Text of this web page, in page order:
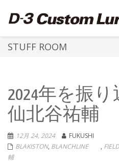
STUFF ROOM
2024年を振
仙北谷祐輔
12月 24, 2024
FUKUSHI
BLAKISTON, BLANCHLINE ,
輔